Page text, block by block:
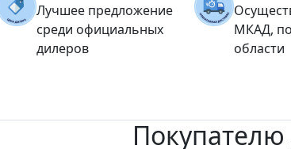
Лучшее предложение
среди официальных
дилеров
МКАД,
области
Покупателю